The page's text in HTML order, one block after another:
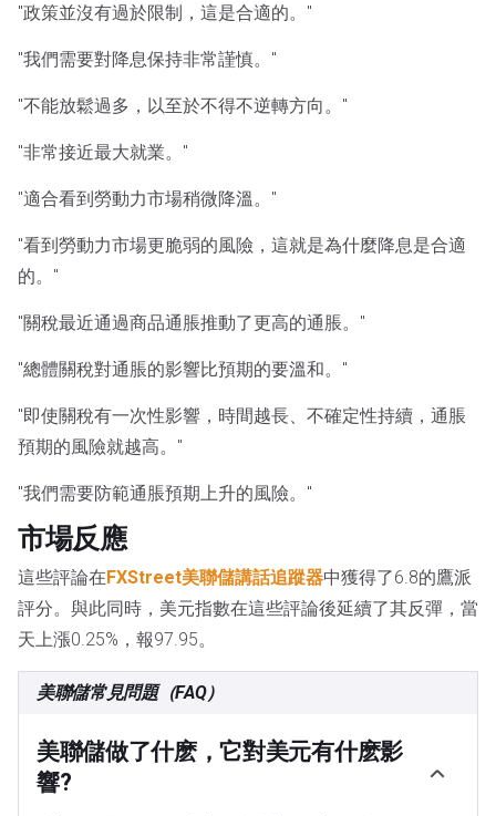
"政策並沒有過於限制，這是合適的。"
"我們需要對降息保持非常謹慎。"
"不能放鬆過多，以至於不得不逆轉方向。"
"非常接近最大就業。"
"適合看到勞動力市場稍微降溫。"
"看到勞動力市場更脆弱的風險，這就是為什麼降息是合適
的。"
"關稅最近通過商品通脹推動了更高的通脹。"
"總體關稅對通脹的影響比預期的要溫和。"
"即使關稅有一次性影響，時間越長、不確定性持續，通脹
預期的風險就越高。"
"我們需要防範通脹預期上升的風險。"
市場反應
這些評論在FXStreet美聯儲講話追蹤器中獲得了6.8的鷹派
評分。與此同時，美元指數在這些評論後延續了其反彈，當
天上漲0.25%，報97.95。
美聯儲常見問題（FAQ）
美聯儲做了什麽，它對美元有什麽影
響?